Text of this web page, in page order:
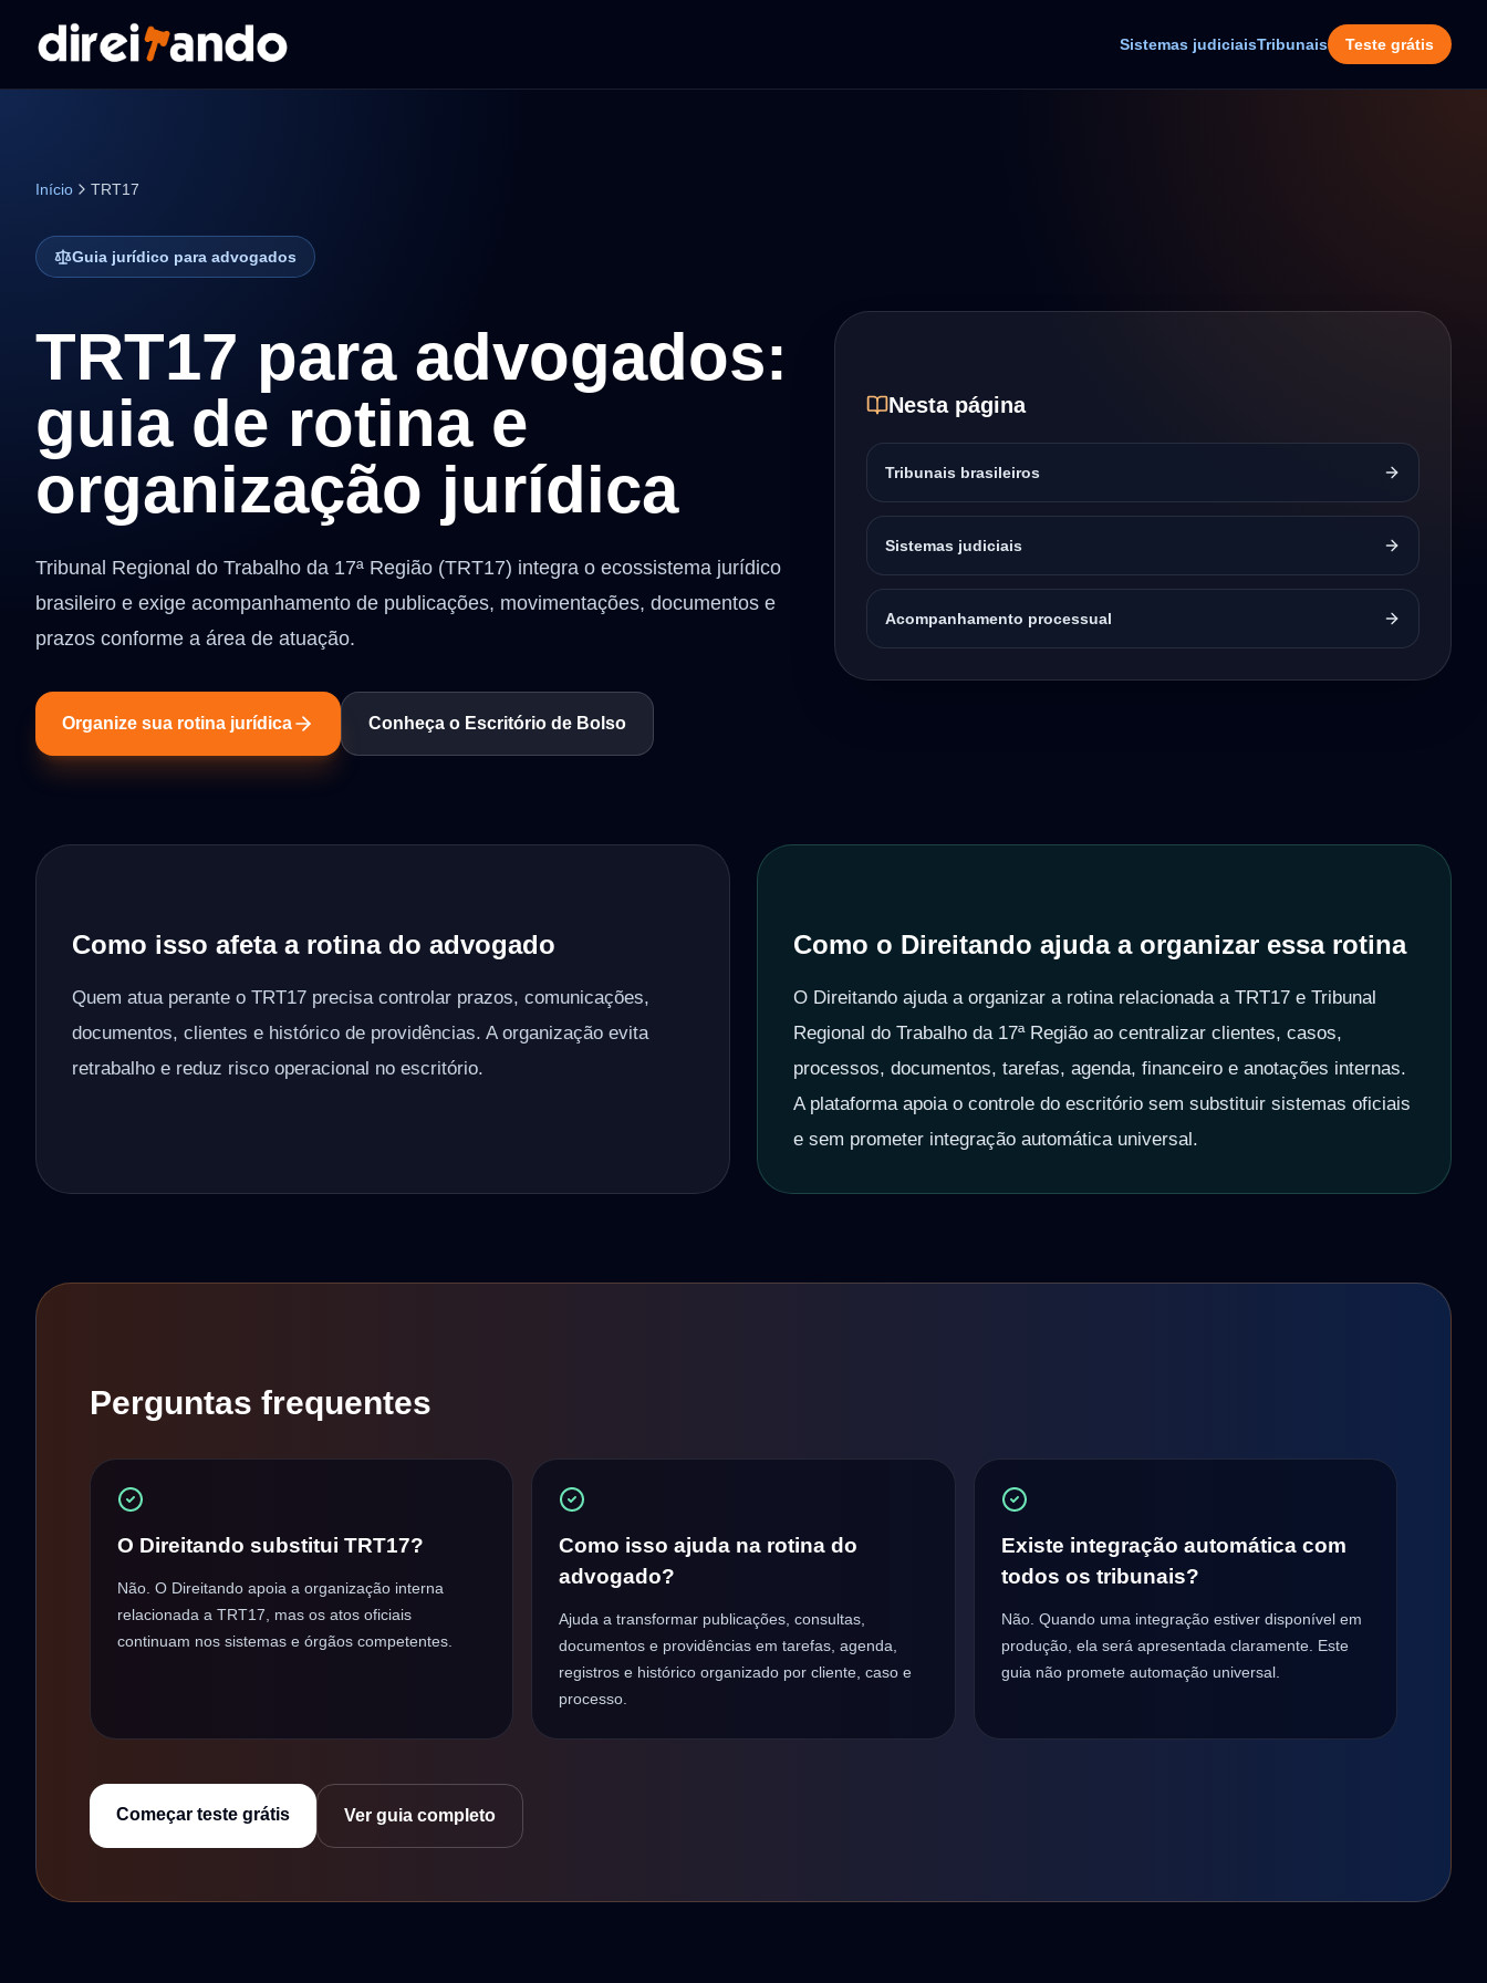
Sistemas judiciaisTribunais Teste grátis
Início TRT17
Guia jurídico para advogados
TRT17 para advogados:
guia de rotina e
organização jurídica
Tribunal Regional do Trabalho da 17ª Região (TRT17) integra o ecossistema jurídico
brasileiro e exige acompanhamento de publicações, movimentações, documentos e
prazos conforme a área de atuação.
Organize sua rotina jurídica Conheça o Escritório de Bolso
Nesta página
Tribunais brasileiros
Sistemas judiciais
Acompanhamento processual
Como isso afeta a rotina do advogado
Quem atua perante o TRT17 precisa controlar prazos, comunicações,
documentos, clientes e histórico de providências. A organização evita
retrabalho e reduz risco operacional no escritório.
Como o Direitando ajuda a organizar essa rotina
O Direitando ajuda a organizar a rotina relacionada a TRT17 e Tribunal
Regional do Trabalho da 17ª Região ao centralizar clientes, casos,
processos, documentos, tarefas, agenda, financeiro e anotações internas.
A plataforma apoia o controle do escritório sem substituir sistemas oficiais
e sem prometer integração automática universal.
Perguntas frequentes
O Direitando substitui TRT17?
Não. O Direitando apoia a organização interna
relacionada a TRT17, mas os atos oficiais
continuam nos sistemas e órgãos competentes.
Como isso ajuda na rotina do
advogado?
Ajuda a transformar publicações, consultas,
documentos e providências em tarefas, agenda,
registros e histórico organizado por cliente, caso e
processo.
Existe integração automática com
todos os tribunais?
Não. Quando uma integração estiver disponível em
produção, ela será apresentada claramente. Este
guia não promete automação universal.
Começar teste grátis Ver guia completo